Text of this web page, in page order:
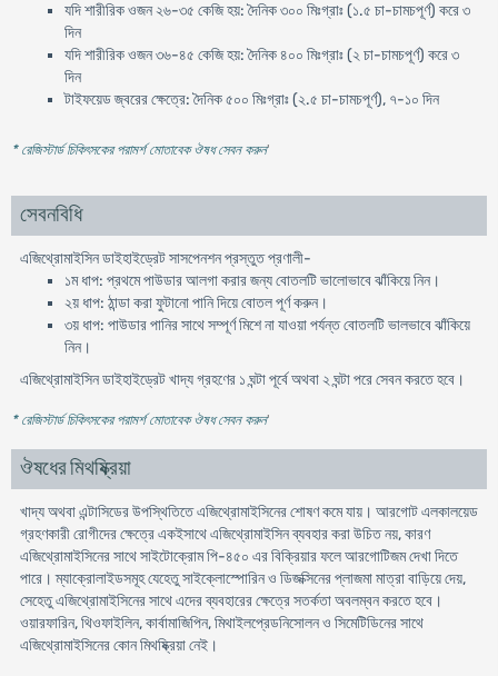
যদি শারীরিক ওজন ২৬-৩৫ কেজি হয়: দৈনিক ৩০০ মিঃগ্রাঃ (১.৫ চা-চামচপূর্ণ) করে ৩
দিন
যদি শারীরিক ওজন ৩৬-৪৫ কেজি হয়: দৈনিক ৪০০ মিঃগ্রাঃ (২ চা-চামচপূর্ণ) করে ৩
দিন
টাইফয়েড জ্বরের ক্ষেত্রে: দৈনিক ৫০০ মিঃগ্রাঃ (২.৫ চা-চামচপূর্ণ), ৭-১০ দিন
* রেজিস্টার্ড চিকিৎসকের পরামর্শ মোতাবেক ঔষধ সেবন করুন'
সেবনবিধি
এজিথ্রোমাইসিন ডাইহাইড্রেট সাসপেনশন প্রস্তুত প্রণালী-
১ম ধাপ: প্রথমে পাউডার আলগা করার জন্য বোতলটি ভালোভাবে ঝাঁকিয়ে নিন।
২য় ধাপ: ঠান্ডা করা ফুটানো পানি দিয়ে বোতল পূর্ণ করুন।
৩য় ধাপ: পাউডার পানির সাথে সম্পূর্ণ মিশে না যাওয়া পর্যন্ত বোতলটি ভালভাবে ঝাঁকিয়ে
নিন।
এজিথ্রোমাইসিন ডাইহাইড্রেট খাদ্য গ্রহণের ১ ঘন্টা পূর্বে অথবা ২ ঘন্টা পরে সেবন করতে হবে।
* রেজিস্টার্ড চিকিৎসকের পরামর্শ মোতাবেক ঔষধ সেবন করুন'
ঔষধের মিথষ্ক্রিয়া
খাদ্য অথবা এন্টাসিডের উপস্থিতিতে এজিথ্রোমাইসিনের শোষণ কমে যায়। আরগোট এলকালয়েড
গ্রহণকারী রোগীদের ক্ষেত্রে একইসাথে এজিথ্রোমাইসিন ব্যবহার করা উচিত নয়, কারণ
এজিথ্রোমাইসিনের সাথে সাইটোক্রোম পি-৪৫০ এর বিক্রিয়ার ফলে আরগোটিজম দেখা দিতে
পারে। ম্যাক্রোলাইডসমূহ যেহেতু সাইক্লোস্পোরিন ও ডিজক্সিনের প্লাজমা মাত্রা বাড়িয়ে দেয়,
সেহেতু এজিথ্রোমাইসিনের সাথে এদের ব্যবহারের ক্ষেত্রে সতর্কতা অবলম্বন করতে হবে।
ওয়ারফারিন, থিওফাইলিন, কার্বামাজিপিন, মিথাইলপ্রেডনিসোলন ও সিমেটিডিনের সাথে
এজিথ্রোমাইসিনের কোন মিথষ্ক্রিয়া নেই।